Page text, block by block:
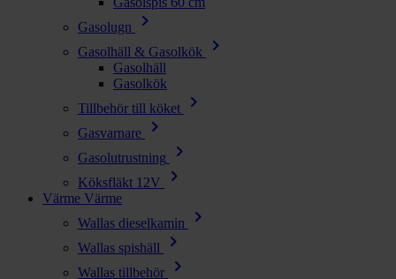
Gasolugn
chevron_right
Gasolhäll & Gasolkök chevron_right
Gasolhäll
Gasolkök
Tillbehör till köket
chevron_right
Gasvarnare chevron_right
Gasolutrustning chevron_right
Köksfläkt 12V chevron_right
Värme Värme
Wallas dieselkamin
chevron_right
Wallas spishäll chevron_right
Wallas tillbehör chevron_right